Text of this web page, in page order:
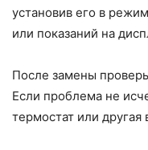
установив его в
или показаний на
После замены
Если проблема не
термостат или другая